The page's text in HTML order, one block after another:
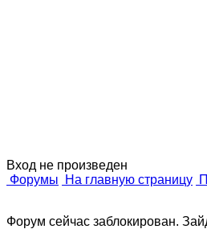
Вход не произведен
Форумы
На главную страницу
Форум сейчас заблокирован.